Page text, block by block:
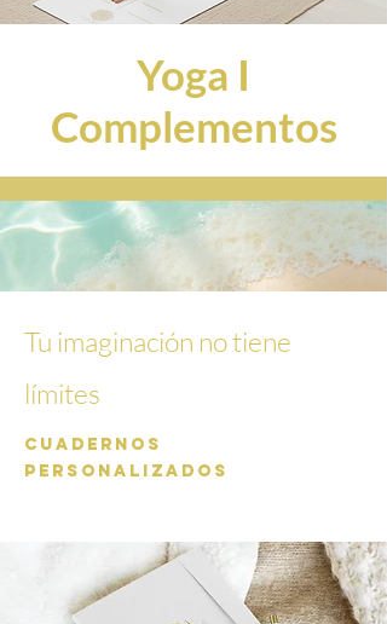
Yoga I
Complementos
Tu imaginación no tiene
límites
Cuadernos
personalizados